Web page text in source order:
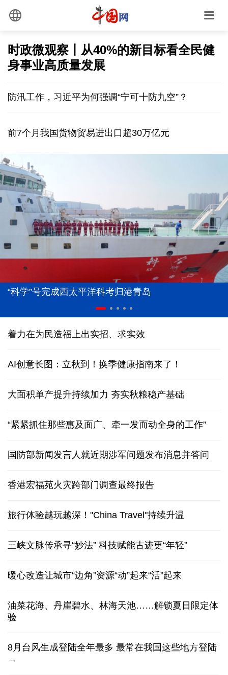
时政微观察丨从40%的新目标看全民健
身事业高质量发展
防汛工作，习近平为何强调“宁可十防九空”？
前7个月我国货物贸易进出口超30万亿元
“科学”号完成西太平洋科考归港青岛
着力在为民造福上出实招、求实效
AI创意长图：立秋到！换季健康指南来了！
大面积单产提升持续加力 夯实秋粮稳产基础
“紧紧抓住那些惠及面广、牵一发而动全身的工作”
国防部新闻发言人就近期涉军问题发布消息并答问
香港宏福苑火灾跨部门调查最终报告
旅行体验越玩越深！"China Travel"持续升温
三峡文脉传承寻“妙法” 科技赋能古迹更“年轻”
暖心改造让城市“边角”资源“动”起来“活”起来
油菜花海、丹崖碧水、林海天池……解锁夏日限定体
验
8月台风生成登陆全年最多 最常在我国这些地方登陆
→